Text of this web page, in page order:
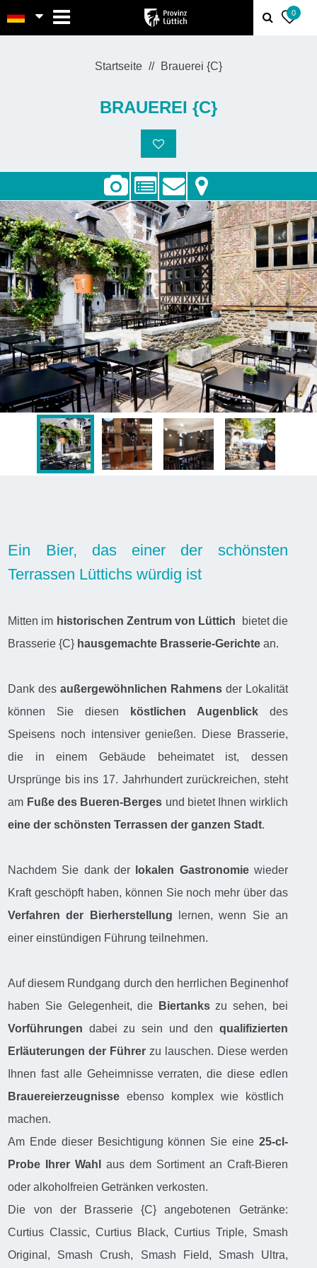
0
Startseite Brauerei {C}
BRAUEREI {C}
Ein Bier, das einer der schönsten
Terrassen Lüttichs würdig ist
Mitten im historischen Zentrum von Lüttich bietet die
Brasserie {C} hausgemachte Brasserie-Gerichte an.
Dank desaußergewöhnlichen Rahmensder Lokalität
können Sie diesen
köstlichen Augenblickdes
Speisens noch intensiver genießen. Diese Brasserie,
die in einem Gebäude beheimatet ist, dessen
Ursprünge bis ins 17. Jahrhundert zurückreichen, steht
am Fuße des Bueren-Berges und bietet Ihnen wirklich
eine der schönsten Terrassen der ganzen Stadt.
Nachdem Sie dank der lokalen Gastronomiewieder
Kraft geschöpft haben, können Sie noch mehr über das
Verfahren der Bierherstellung lernen, wenn Sie an
einer einstündigen Führung teilnehmen.
Auf diesem Rundgang durch den herrlichen Beginenhof
haben Sie Gelegenheit, die
Biertankszu sehen, bei
Vorführungen dabei zu sein und den qualifizierten
Erläuterungen der Führer zu lauschen. Diese werden
Ihnen fast alle Geheimnisse verraten, die diese edlen
Brauereierzeugnisse ebenso komplex wie köstlich
machen.
Am Ende dieser Besichtigung können Sie eine 25-cl-
Probe Ihrer Wahlaus dem Sortiment an Craft-Bieren
oder alkoholfreien Getränken verkosten.
Die von der Brasserie {C} angebotenen Getränke:
Curtius Classic, Curtius Black, Curtius Triple, Smash
Original, Smash Crush, Smash Field, Smash Ultra,